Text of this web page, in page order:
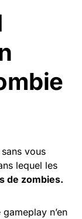
vous
lequel les
de zombies.
n’en